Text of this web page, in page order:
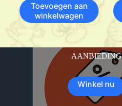
Toevoegen aan
winkelwagen
AANBIEDING
Winkel nu